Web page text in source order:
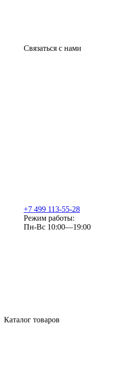
Связаться с нами
+7 499 113-55-28
Режим работы:
Пн-Вс 10:00—19:00
Каталог товаров